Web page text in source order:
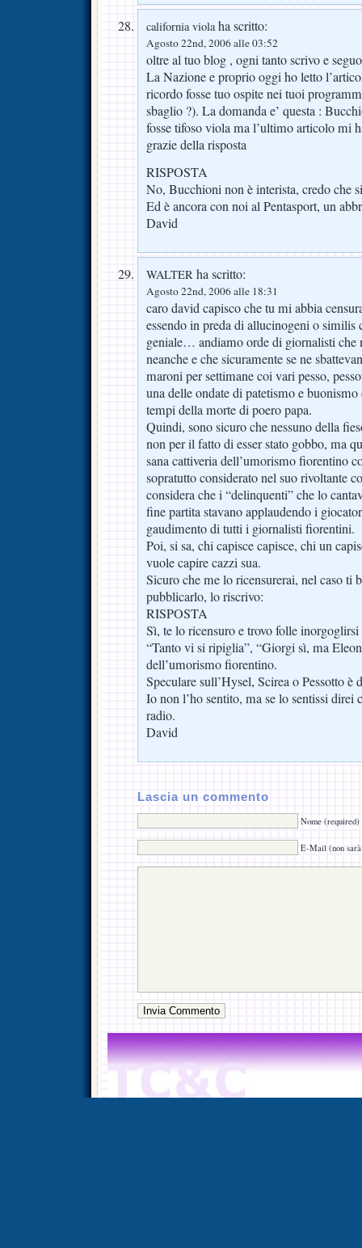
california violaha scritto:
Agosto 22nd, 2006 alle 03:52
oltre al tuo blog , ogni tanto scrivo e
La Nazione e proprio oggi ho letto
ricordo fosse tuo ospite nei tuoi
sbaglio ?). La domanda e’ questa :
fosse tifoso viola ma l’ultimo articolo mi
grazie della risposta
RISPOSTA
No, Bucchioni non è interista, credo che
Ed è ancora con noi al Pentasport, un
David
WALTER ha scritto:
Agosto 22nd, 2006 alle 18:31
caro david capisco che tu mi abbia
essendo in preda di allucinogeni o
geniale… andiamo orde di giornalisti che
neanche e che sicuramente se ne
maroni per settimane coi vari pesso,
una delle ondate di patetismo e
tempi della morte di poero papa.
Quindi, sono sicuro che nessuno della
non per il fatto di esser stato gobbo, ma
sana cattiveria dell’umorismo fiorentino
sopratutto considerato nel suo rivoltante
considera che i “delinquenti” che lo
fine partita stavano applaudendo i
gaudimento di tutti i giornalisti fiorentini.
Poi, si sa, chi capisce capisce, chi un
vuole capire cazzi sua.
Sicuro che me lo ricensurerai, nel caso ti
pubblicarlo, lo riscrivo:
RISPOSTA
Sì, te lo ricensuro e trovo folle
“Tanto vi si ripiglia”, “Giorgi sì, ma
dell’umorismo fiorentino.
Speculare sull’Hysel, Scirea o Pessotto è
Io non l’ho sentito, ma se lo sentissi direi
radio.
David
Lascia un commento
Nome (required)
E-Mail (non